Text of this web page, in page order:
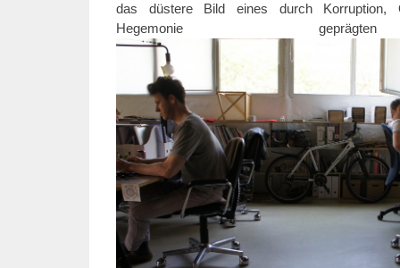
das düstere Bild eines durch Korruption,
Hegemonie